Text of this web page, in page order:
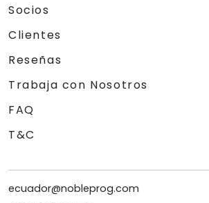
Socios
Clientes
Reseñas
Trabaja con Nosotros
FAQ
T&C
ecuador@nobleprog.com